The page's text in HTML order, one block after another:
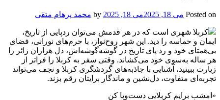
Posted on می 18, 2025 می 18, 2025 محمد پرهام متقی
کربلا شهری است که در هر قدمش می‌توان ردپایی از تاریخ،
ایمان و حماسه را دید. این شهر روح‌نواز، با حرم‌های نورانی، فضای
بی‌همتای خود و رد پای تاریخ در گوشه‌گوشه‌اش، دل هزاران زائر را
هر ساله به‌سوی خود می‌کشاند. وقتی سفر به کربلا را فراتر از
زیارت ببینید، آشنایی با جاذبه‌های گردشگری کربلا و نجف می‌تواند
تجربه‌ای متفاوت، دل‌نشین و ماندگار برایتان رقم بزند.
«امشب برایم کربلایی دست‌وپا کن